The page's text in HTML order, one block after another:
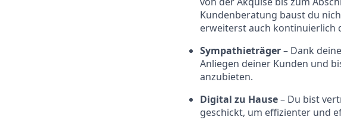
Kundenberatung baust du
erweiterst auch kontinuierlich
Sympathieträger– Dank
Anliegen deiner Kunden und
anzubieten.
Digital zu Hause– Du bist
geschickt, um effizienter und